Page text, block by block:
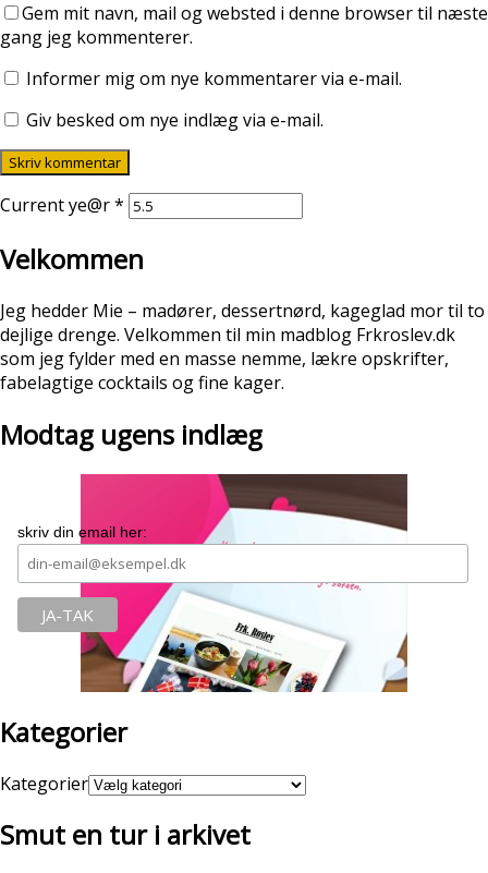
Gem mit navn, mail og websted i denne browser til næste
gang jeg kommenterer.
Informer mig om nye kommentarer via e-mail.
Giv besked om nye indlæg via e-mail.
Current ye@r*
Velkommen
Jeg hedder Mie – madører, dessertnørd, kageglad mor til to
dejlige drenge. Velkommen til min madblog Frkroslev.dk
som jeg fylder med en masse nemme, lækre opskrifter,
fabelagtige cocktails og fine kager.
Modtag ugens indlæg
skriv din email her:
Kategorier
Kategorier
Smut en tur i arkivet